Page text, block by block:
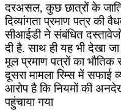
दरअसल, कुछ छात्रों के
दिव्यांगता प्रमाण पत्र की
सीआईडी ने संबंधित
दी है. साथ ही यह भी देखा जा
मूल प्रमाण पत्रों का भौतिक
दूसरा मामला रिम्स में
आरोप है कि नियमों की
पहुंचाया गया